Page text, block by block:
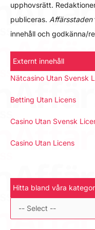
upphovsrätt.
publiceras. Affärsstaden
innehåll och godkänna/
Externt innehåll
Nätcasino Utan Svensk
Betting Utan Licens
Casino Utan Svensk
Casino Utan Licens
Hitta bland våra